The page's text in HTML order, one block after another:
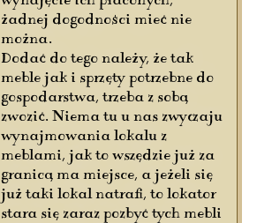
żadnej dogodności mieć nie
można.
Dodać do tego należy, że tak
meble jak i sprzęty potrzebne do
gospodarstwa, trzeba z sobą
zwozić. Niema tu u nas zwyczaju
wynajmowania lokalu z
meblami, jak to wszędzie już za
granicą ma miejsce, a jeżeli się
już taki lokal natrafi, to lokator
stara się zaraz pozbyć tych mebli